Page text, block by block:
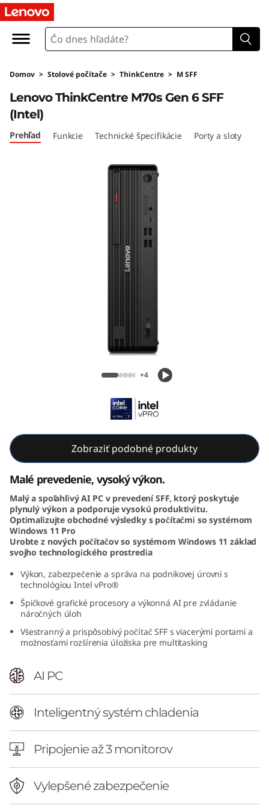
T
h
n
k
C
n
6
S
F
F
n
e
|
A
Domov > Stolové počítače > ThinkCentre > M SFF
Lenovo ThinkCentre M70s Gen 6 SFF (Intel)
Lenovo ThinkCentre M70s Gen 6 SFF
(Intel)
Prehľad Funkcie Technické špecifikácie Porty a sloty
+4
Zobraziť podobné produkty
Malé prevedenie, vysoký výkon.
Malý a spoľahlivý AI PC v prevedení SFF, ktorý poskytuje
plynulý výkon a podporuje vysokú produktivitu.
Optimalizujte obchodné výsledky s počítačmi so systémom
Windows 11 Pro
Urobte z nových počítačov so systémom Windows 11 základ
svojho technologického prostredia
Výkon, zabezpečenie a správa na podnikovej úrovni s
technológiou Intel vPro®
Špičkové grafické procesory a výkonná AI pre zvládanie
náročných úloh
Všestranný a prispôsobivý počítač SFF s viacerými portami a
možnosťami rozšírenia úložiska pre multitasking
AI PC
Inteligentný systém chladenia
Pripojenie až 3 monitorov
Vylepšené zabezpečenie